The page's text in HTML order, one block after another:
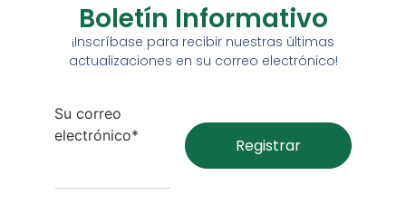
Boletín Informativo
¡Inscríbase para recibir nuestras últimas
actualizaciones en su correo electrónico!
Su correo
electrónico*